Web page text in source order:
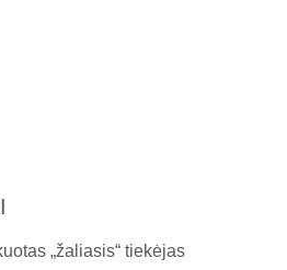
„žaliasis“ tiekėjas